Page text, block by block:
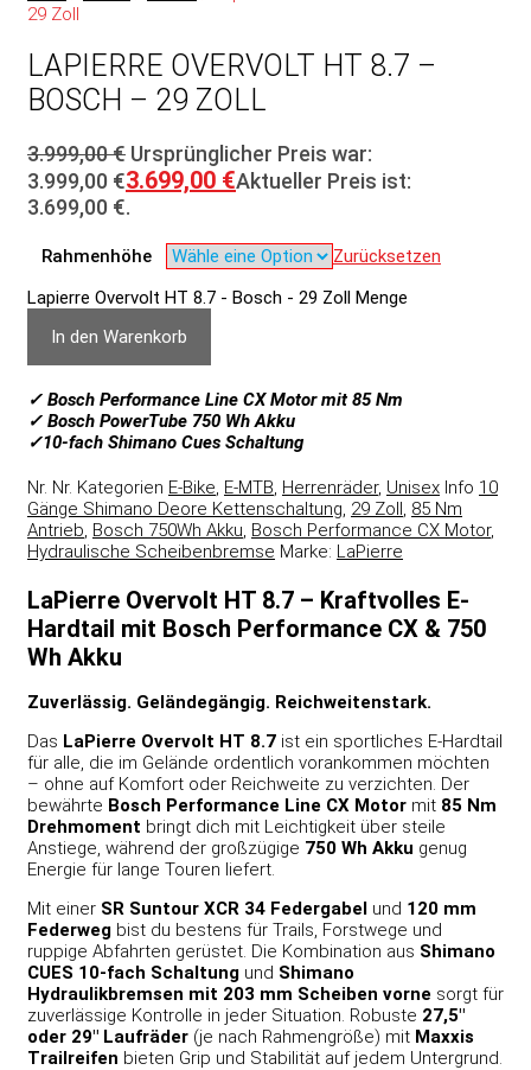
29 Zoll
LAPIERRE OVERVOLT HT 8.7 –
BOSCH – 29 ZOLL
3.999,00€ Ursprünglicher Preis war:
3.999,00 €3.699,00 €Aktueller Preis ist:
3.699,00 €.
Rahmenhöhe
Zurücksetzen
Lapierre Overvolt HT 8.7 - Bosch - 29 Zoll Menge
In den Warenkorb
✓ Bosch Performance Line CX Motor mit 85 Nm
✓ Bosch PowerTube 750 Wh Akku
✓10-fach Shimano Cues Schaltung
Nr. Nr. Kategorien E-Bike, E-MTB, Herrenräder, Unisex Info 10
Gänge Shimano Deore Kettenschaltung, 29 Zoll, 85 Nm
Antrieb, Bosch 750Wh Akku, Bosch Performance CX Motor,
Hydraulische Scheibenbremse Marke: LaPierre
LaPierre Overvolt HT 8.7 – Kraftvolles E-
Hardtail mit Bosch Performance CX & 750
Wh Akku
Zuverlässig. Geländegängig. Reichweitenstark.
Das LaPierre Overvolt HT 8.7 ist ein sportliches E-Hardtail
für alle, die im Gelände ordentlich vorankommen möchten
– ohne auf Komfort oder Reichweite zu verzichten. Der
bewährte Bosch Performance Line CX Motor mit 85 Nm
Drehmoment bringt dich mit Leichtigkeit über steile
Anstiege, während der großzügige 750 Wh Akku genug
Energie für lange Touren liefert.
Mit einer SR Suntour XCR 34 Federgabel und 120 mm
Federweg bist du bestens für Trails, Forstwege und
ruppige Abfahrten gerüstet. Die Kombination aus Shimano
CUES 10-fach Schaltung und Shimano
Hydraulikbremsen mit 203 mm Scheiben vorne sorgt für
zuverlässige Kontrolle in jeder Situation. Robuste 27,5″
oder 29″ Laufräder (je nach Rahmengröße) mit Maxxis
Trailreifen bieten Grip und Stabilität auf jedem Untergrund.